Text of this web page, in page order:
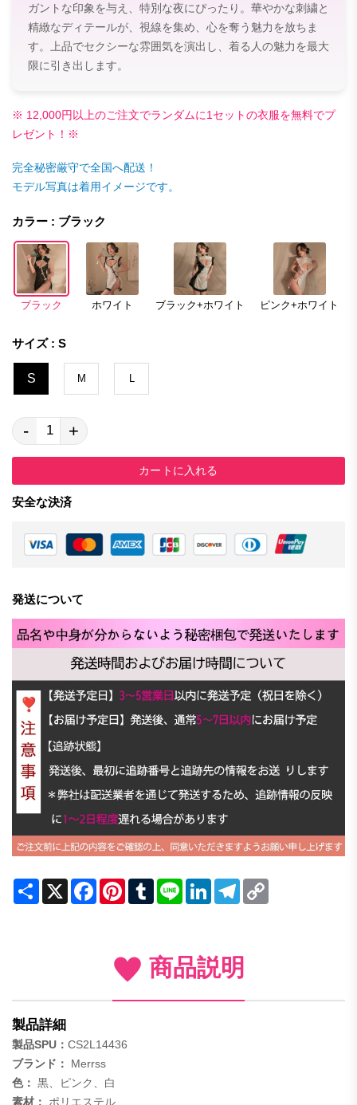
ガントな印象を与え、特別な夜にぴったり。華やかな刺繍と
精緻なディテールが、視線を集め、心を奪う魅力を放ちま
す。上品でセクシーな雰囲気を演出し、着る人の魅力を最大
限に引き出します。
※ 12,000円以上のご注文でランダムに1セットの衣服を無料でプ
レゼント！※
完全秘密厳守で全国へ配送！
モデル写真は着用イメージです。
カラー : ブラック
ブラック ホワイト ブラック+ホワイト ピンク+ホワイト
サイズ : S
S M
- +
カートに入れる
安全な決済
発送について
Share X FacebookPinterestTumblrLine LinkedInTelegram
商品説明
製品詳細
製品SPU： CS2L14436
ブランド：
Merrss
色： 黒、ピンク、白
素材：
ポリエステル